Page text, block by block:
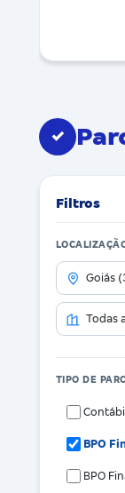
✓
Filtros
TIPO DE
Contábil
BPO
BPO